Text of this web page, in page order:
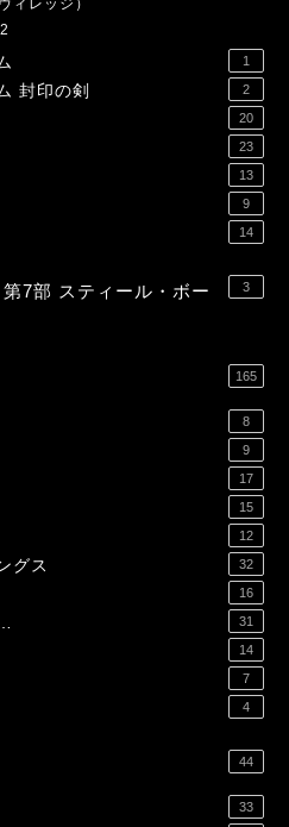
ィレッジ）
1
封印の剣 2
20
23
13
9
14
7部 スティール・ボー
3
165
8
9
17
15
12
グス 32
16
31
14
7
4
44
33